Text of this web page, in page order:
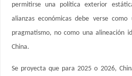
permitirse una política exterior
alianzas económicas debe verse
pragmatismo, no como una alineación
China.
Se proyecta que para 2025 o 2026,